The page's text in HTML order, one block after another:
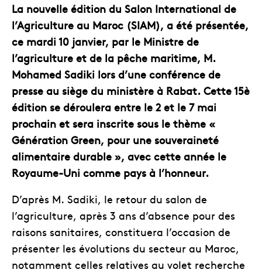
La nouvelle édition du Salon International de
l’Agriculture au Maroc (SIAM), a été présentée,
ce mardi 10 janvier, par le Ministre de
l’agriculture et de la pêche maritime, M.
Mohamed Sadiki lors d’une conférence de
presse au siège du ministère à Rabat. Cette 15è
édition se déroulera entre le 2 et le 7 mai
prochain et sera inscrite sous le thème «
Génération Green, pour une souveraineté
alimentaire durable », avec cette année le
Royaume-Uni comme pays à l’honneur.
D’après M. Sadiki, le retour du salon de
l’agriculture, après 3 ans d’absence pour des
raisons sanitaires, constituera l’occasion de
présenter les évolutions du secteur au Maroc,
notamment celles relatives au volet recherche